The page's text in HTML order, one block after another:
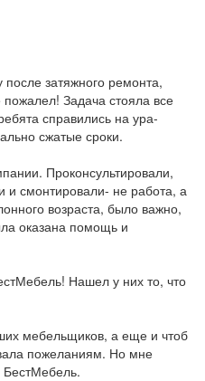
после затяжного ремонта,
Задача стояла все
справились на ура-
сжатые сроки.
Проконсультировали,
и смонтировали- не работа, а
возраста, было важно,
оказана помощь и
Нашел у них то, что
мебельщиков, а еще и чтоб
пожеланиям. Но мне
БестМебель.